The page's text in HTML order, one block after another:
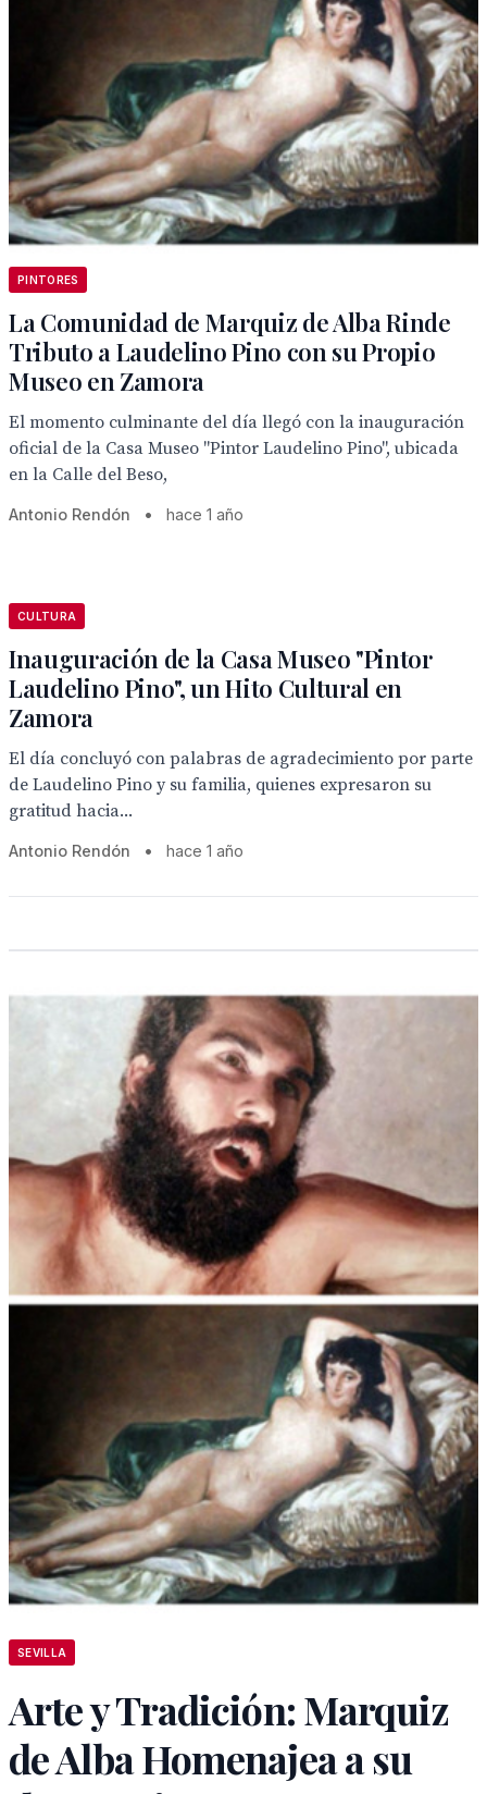
PINTORES
La Comunidad de Marquiz de Alba Rinde
Tributo a Laudelino Pino con su Propio
Museo en Zamora
El momento culminante del día llegó con la inauguración
oficial de la Casa Museo "Pintor Laudelino Pino", ubicada
en la Calle del Beso,
Antonio Rendón • hace 1 año
CULTURA
Inauguración de la Casa Museo "Pintor
Laudelino Pino", un Hito Cultural en
Zamora
El día concluyó con palabras de agradecimiento por parte
de Laudelino Pino y su familia, quienes expresaron su
gratitud hacia...
Antonio Rendón • hace 1 año
SEVILLA
Arte y Tradición: Marquiz
de Alba Homenajea a su